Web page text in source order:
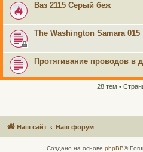
Ваз 2115 Серый беж
The Washington Samara 015
Протягивание проводов в
28 тем •
Наш сайт Наш форум
Создано на основе phpBB®